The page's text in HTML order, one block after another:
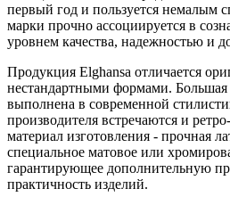
первый год и пользуется немалым
марки прочно ассоциируется в
уровнем качества, надежностью и
Продукция Elghansa отличается
нестандартными формами. Большая
выполнена в современной
производителя встречаются и
материал изготовления - прочная
специальное матовое или
гарантирующее дополнительную
практичность изделий.